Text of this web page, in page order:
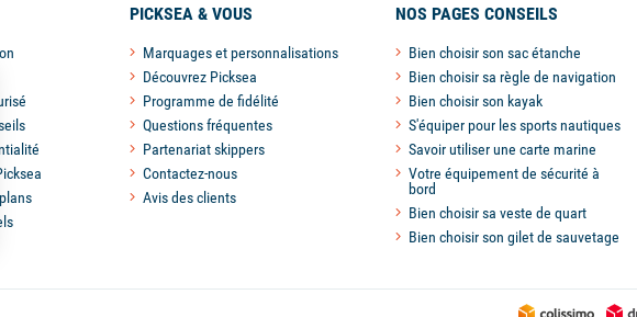
PICKSEA & VOUS
Marquages et personnalisations
Découvrez Picksea
Programme de fidélité
Questions fréquentes
Partenariat skippers
Contactez-nous
Avis des clients
NOS PAGES CONSEILS
Bien choisir son sac étanche
Bien choisir sa règle de navigation
Bien choisir son kayak
S'équiper pour les sports nautiques
Savoir utiliser une carte marine
Votre équipement de sécurité à
bord
Bien choisir sa veste de quart
Bien choisir son gilet de sauvetage
de confidentialité, en garantissant la conformité avec les